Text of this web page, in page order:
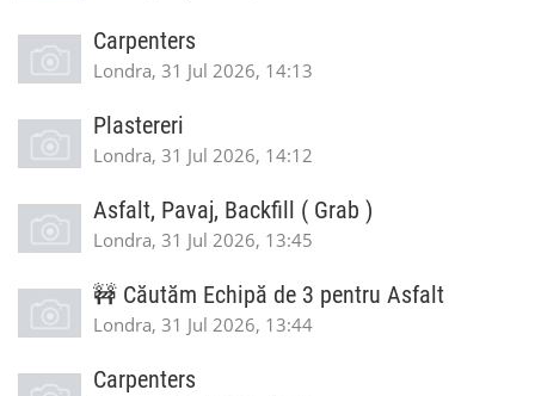
Carpenters
Londra, 31 Jul 2026, 14:13
Plastereri
Londra, 31 Jul 2026, 14:12
Asfalt, Pavaj, Backfill ( Grab )
Londra, 31 Jul 2026, 13:45
🚧 Căutăm Echipă de 3 pentru Asfalt
Londra, 31 Jul 2026, 13:44
Carpenters